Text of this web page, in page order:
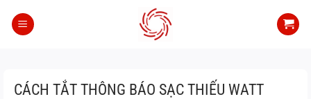
qua
CÁCH TẮT THÔNG BÁO SẠC THIẾU WATT